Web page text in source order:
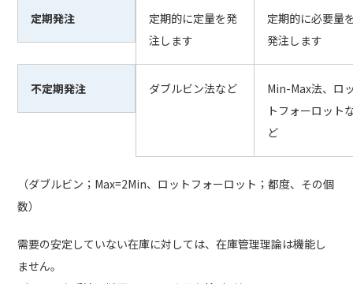
定期発注
定期的に定量を発
注します
定期的に必要量
発注します
不定期発注 ダブルビン法など
Min-Max法、ロ
トフォーロット
ど
（ダブルビン；Max=2Min、ロットフォーロット；都度、その個
数）
需要の安定していない在庫に対しては、在庫管理理論は機能し
ません。